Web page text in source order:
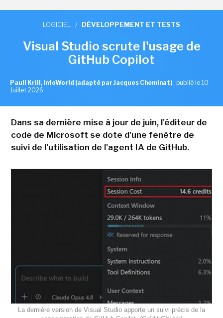
LOGICIEL / DÉVELOPPEMENT ET TESTS
Visual Studio scrute l'usage de
GitHub Copilot
Paull Krill, InfoWorld (adapté par Jacques Cheminat) , publié le 10
Juillet 2026
Dans sa dernière mise à jour de juin, l'éditeur de
code de Microsoft se dote d'une fenêtre de
suivi de l'utilisation de l'agent IA de GitHub.
La dernière version de Visual Studio apporte un suivi précis de la